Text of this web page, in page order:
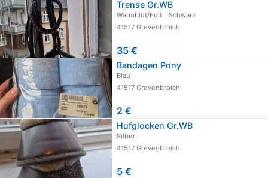
Trense Gr.WB
Warmblut/Full
Schwarz
41517 Grevenbroich
35 €
Bandagen Pony
Blau
41517 Grevenbroich
2 €
Hufglocken Gr.WB
Silber
41517 Grevenbroich
5 €